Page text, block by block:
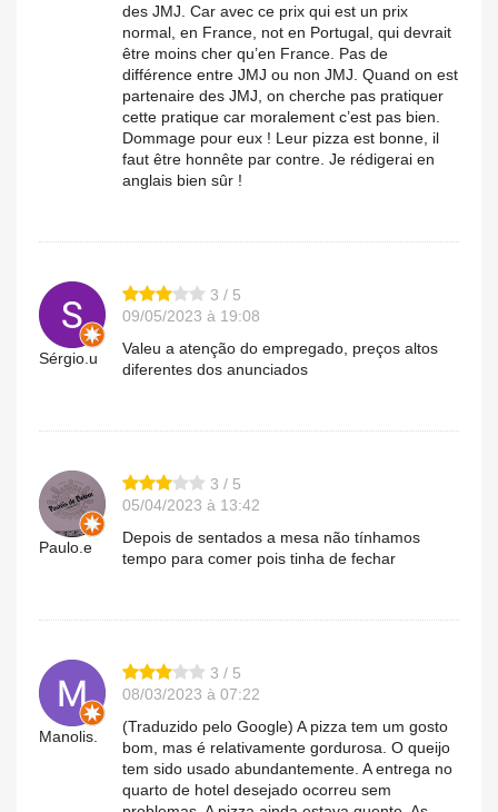
des JMJ. Car avec ce prix qui est un prix
normal, en France, not en Portugal, qui devrait
être moins cher qu’en France. Pas de
différence entre JMJ ou non JMJ. Quand on est
partenaire des JMJ, on cherche pas pratiquer
cette pratique car moralement c’est pas bien.
Dommage pour eux ! Leur pizza est bonne, il
faut être honnête par contre. Je rédigerai en
anglais bien sûr !
Sérgio.u
3 / 5
09/05/2023 à 19:08
Valeu a atenção do empregado, preços altos
diferentes dos anunciados
Paulo.e
3 / 5
05/04/2023 à 13:42
Depois de sentados a mesa não tínhamos
tempo para comer pois tinha de fechar
Manolis.
3 / 5
08/03/2023 à 07:22
(Traduzido pelo Google) A pizza tem um gosto
bom, mas é relativamente gordurosa. O queijo
tem sido usado abundantemente. A entrega no
quarto de hotel desejado ocorreu sem